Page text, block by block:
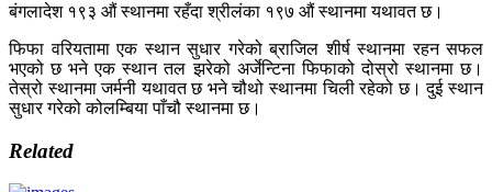
बंगलादेश १९३ औं स्थानमा रहँदा श्रीलंका १९७ औं स्थानमा यथावत छ।
फिफा वरियतामा एक स्थान सुधार गरेको ब्राजिल शीर्ष स्थानमा रहन सफल
भएको छ भने एक स्थान तल झरेको अर्जेन्टिना फिफाको दोस्रो स्थानमा छ।
तेस्रो स्थानमा जर्मनी यथावत छ भने चौथो स्थानमा चिली रहेको छ। दुई स्थान
सुधार गरेको कोलम्बिया पाँचौ स्थानमा छ।
Related